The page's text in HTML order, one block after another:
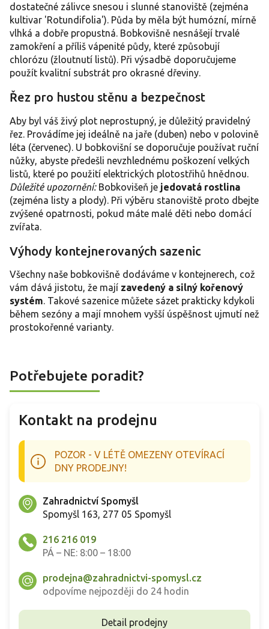
dostatečné zálivce snesou i slunné stanoviště (zejména
kultivar 'Rotundifolia'). Půda by měla být humózní, mírně
vlhká a dobře propustná. Bobkovišně nesnášejí trvalé
zamokření a příliš vápenité půdy, které způsobují
chlorózu (žloutnutí listů). Při výsadbě doporučujeme
použít kvalitní substrát pro okrasné dřeviny.
Řez pro hustou stěnu a bezpečnost
Aby byl váš živý plot neprostupný, je důležitý pravidelný
řez. Provádíme jej ideálně na jaře (duben) nebo v polovině
léta (červenec). U bobkovišní se doporučuje používat ruční
nůžky, abyste předešli nevzhlednému poškození velkých
listů, které po použití elektrických plotostřihů hnědnou.
Důležité upozornění:Bobkovišeň je jedovatá rostlina
(zejména listy a plody). Při výběru stanoviště proto dbejte
zvýšené opatrnosti, pokud máte malé děti nebo domácí
zvířata.
Výhody kontejnerovaných sazenic
Všechny naše bobkovišně dodáváme v kontejnerech, což
vám dává jistotu, že mají zavedený a silný kořenový
systém. Takové sazenice můžete sázet prakticky kdykoli
během sezóny a mají mnohem vyšší úspěšnost ujmutí než
prostokořenné varianty.
Potřebujete poradit?
Kontakt na prodejnu
POZOR - V LÉTĚ OMEZENY OTEVÍRACÍ
DNY PRODEJNY!
Zahradnictví Spomyšl
Spomyšl 163, 277 05 Spomyšl
216 216 019
PÁ – NE: 8:00 – 18:00
prodejna@zahradnictvi-spomysl.cz
odpovíme nejpozději do 24 hodin
Detail prodejny